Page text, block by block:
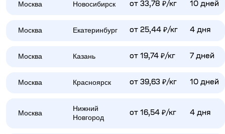
Москва Новосибирск от 33,78 ₽/кг 10 дней
Москва Екатеринбург от 25,44 ₽/кг 4 дня
Москва Казань от 19,74 ₽/кг 7 дней
Москва Красноярск от 39,63 ₽/кг 10 дней
Москва
Нижний
Новгород
от 16,54 ₽/кг 4 дня